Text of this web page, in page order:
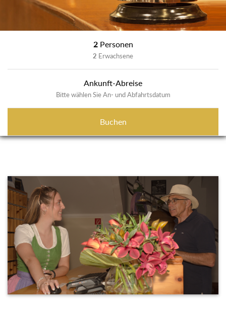
2 Personen
2 Erwachsene
Ankunft-Abreise
Bitte wählen Sie An- und Abfahrtsdatum
Buchen